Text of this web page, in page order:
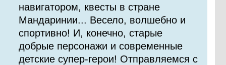
навигатором, квесты в стране
Мандаринии... Весело, волшебно и
спортивно! И, конечно, старые
добрые персонажи и современные
детские супер-герои! Отправляемся с